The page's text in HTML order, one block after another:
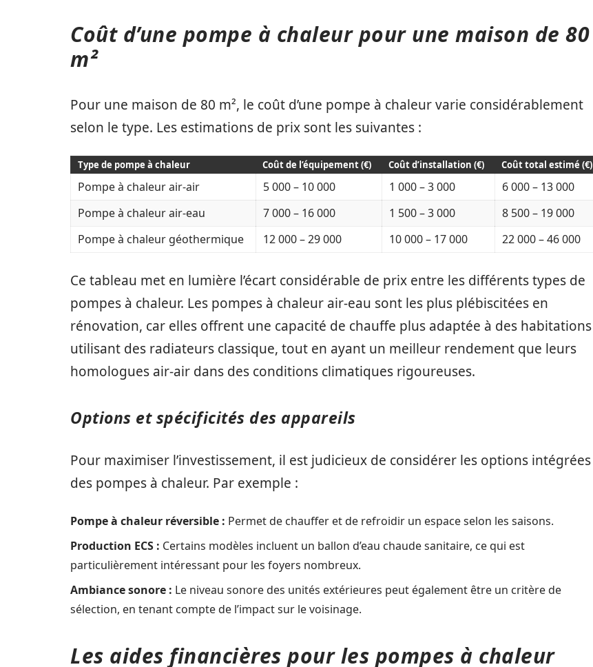
Coût d’une pompe à chaleur pour une maison de 80
m²
Pour une maison de 80 m², le coût d’une pompe à chaleur varie considérablement
selon le type. Les estimations de prix sont les suivantes :
Type de pompe à chaleur Coût de l’équipement (€) Coût d’installation (€) Coût total estimé (€)
Pompe à chaleur air-air 5 000 – 10 000 1 000 – 3 000
6 000 – 13 000
Pompe à chaleur air-eau
7 000 – 16 000 1 500 – 3 000
8 500 – 19 000
Pompe à chaleur géothermique
12 000 – 29 000 10 000 – 17 000 22 000 – 46 000
Ce tableau met en lumière l’écart considérable de prix entre les différents types de
pompes à chaleur. Les pompes à chaleur air-eau sont les plus plébiscitées en
rénovation, car elles offrent une capacité de chauffe plus adaptée à des habitations
utilisant des radiateurs classique, tout en ayant un meilleur rendement que leurs
homologues air-air dans des conditions climatiques rigoureuses.
Options et spécificités des appareils
Pour maximiser l’investissement, il est judicieux de considérer les options intégrées
des pompes à chaleur. Par exemple :
Pompe à chaleur réversible : Permet de chauffer et de refroidir un espace selon les saisons.
Production ECS : Certains modèles incluent un ballon d’eau chaude sanitaire, ce qui est
particulièrement intéressant pour les foyers nombreux.
Ambiance sonore : Le niveau sonore des unités extérieures peut également être un critère de
sélection, en tenant compte de l’impact sur le voisinage.
Les aides financières pour les pompes à chaleur